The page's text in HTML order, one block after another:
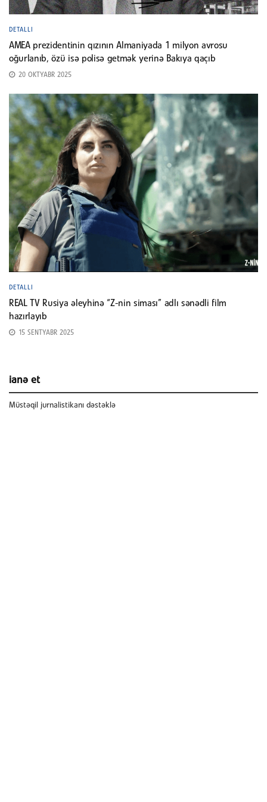
DETALLI
AMEA prezidentinin qızının Almaniyada 1 milyon avrosu
oğurlanıb, özü isə polisə getmək yerinə Bakıya qaçıb
20 OKTYABR 2025
DETALLI
REAL TV Rusiya əleyhinə “Z-nin siması” adlı sənədli film
hazırlayıb
15 SENTYABR 2025
ianə et
Müstəqil jurnalistikanı dəstəklə